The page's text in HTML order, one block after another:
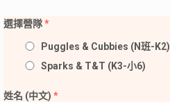
選擇營隊*
Puggles & Cubbies (N班-K2)
Sparks & T&T (K3-小6)
姓名 (中文) *